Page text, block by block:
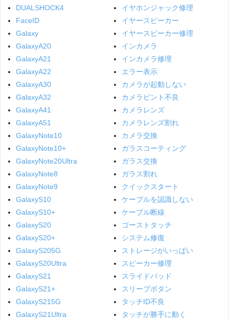
DUALSHOCK4
FaceID
Galaxy
GalaxyA20
GalaxyA21
GalaxyA22
GalaxyA30
GalaxyA32
GalaxyA41
GalaxyA51
GalaxyNote10
GalaxyNote10+
GalaxyNote20Ultra
GalaxyNote8
GalaxyNote9
GalaxyS10
GalaxyS10+
GalaxyS20
GalaxyS20+
GalaxyS205G
GalaxyS20Ultra
GalaxyS21
GalaxyS21+
GalaxyS215G
GalaxyS21Ultra
イヤホンジャック修理
イヤースピーカー
イヤースピーカー修理
インカメラ
インカメラ修理
エラー表示
カメラが起動しない
カメラピント不良
カメラレンズ
カメラレンズ割れ
カメラ交換
ガラスコーティング
ガラス交換
ガラス割れ
クイックスタート
ケーブルを認識しない
ケーブル断線
ゴーストタッチ
システム修復
ストレージがいっぱい
スピーカー修理
スライドパッド
スリープボタン
タッチID不良
タッチが勝手に動く